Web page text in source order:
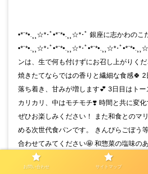
•*¨*•.¸¸☆*･ﾟ•*¨*•.¸¸☆*･ﾟ 銀座に志かわの
•*¨*•.¸¸☆*･ﾟ•*¨*•.¸¸☆*･ﾟ•*¨*•.¸¸☆*･ﾟ
ンは、生で何も付けずにお召し上がりく
焼きたてならではの香りと繊細な食感🍀 2
落ち着き、甘みが増します💕 3日目はトー
カリカリ、中はモチモチ❣️ 時間と共に変
ぜひお楽しみください！ また和食とのマ
める次世代食パンです。 きんぴらごぼう
合わせてみてください🤩 和惣菜の塩味の
が口に広がる為 次から次へと手が伸びて
胡椒もオススメですよ✨ 是非一度お試しく
お問い合わせ サイトマップ